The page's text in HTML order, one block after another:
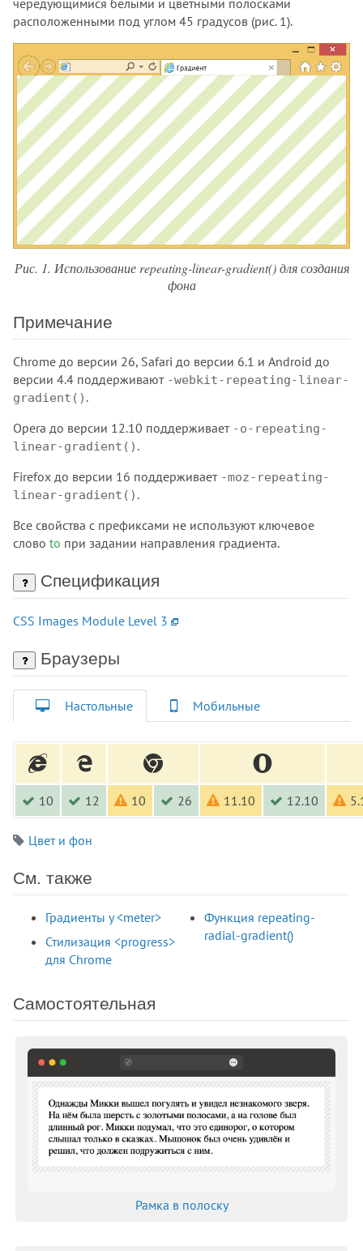
расположенными под углом 45 градусов (рис. 1).
Рис. 1. Использование repeating-linear-gradient() для создания
фона
Примечание
Chrome до версии 26, Safari до версии 6.1 и Android до
версии 4.4 поддерживают -webkit-repeating-linear-
gradient() .
Opera до версии 12.10 поддерживает -o-repeating-
linear-gradient() .
Firefox до версии 16 поддерживает -moz-repeating-
linear-gradient() .
Все свойства с префиксами не используют ключевое
слово to при задании направления градиента.
Спецификация
CSS Images Module Level 3
Браузеры
Настольные Мобильные
10 12 10 26 11.10 12.10
Цвет и фон
См. также
Градиенты у <meter>
Стилизация <progress>
для Chrome
Функция repeating-
radial-gradient()
Самостоятельная
Рамка в полоску